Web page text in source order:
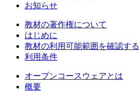
お知らせ
教材の著作権について
はじめに
教材の利用可能範囲を確認する
利用条件
オープンコースウェアとは
概要